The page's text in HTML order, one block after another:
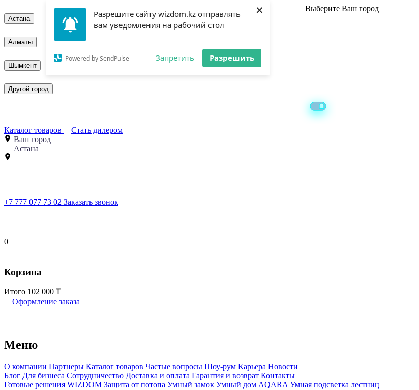
Разрешите сайту wizdom.kz отправлять
вам уведомления на рабочий стол
Powered by SendPulse Запретить Разрешить
× Выберите Ваш город
Астана
Алматы
Шымкент
Другой город
Каталог товаров
Стать дилером
Ваш город
Астана
+7 777 077 73 02 Заказать звонок
0
Корзина
Итого 102 000
Оформление заказа
Меню
О компании Партнеры Каталог товаров Частые вопросы Шоу-рум Карьера Новости
Блог Для бизнеса Сотрудничество Доставка и оплата Гарантия и возврат Контакты
Готовые решения WIZDOM Защита от потопа Умный замок Умный дом AQARA Умная подсветка лестниц